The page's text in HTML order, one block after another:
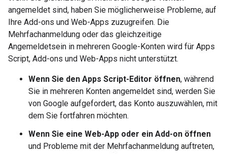
angemeldet sind, haben Sie möglicherweise Probleme, auf
Ihre Add-ons und Web-Apps zuzugreifen. Die
Mehrfachanmeldung oder das gleichzeitige
Angemeldetsein in mehreren Google-Konten wird für Apps
Script, Add-ons und Web-Apps nicht unterstützt.
Wenn Sie den Apps Script-Editor öffnen, während
Sie in mehreren Konten angemeldet sind, werden Sie
von Google aufgefordert, das Konto auszuwählen, mit
dem Sie fortfahren möchten.
Wenn Sie eine Web-App oder ein Add-on öffnen
und Probleme mit der Mehrfachanmeldung auftreten,